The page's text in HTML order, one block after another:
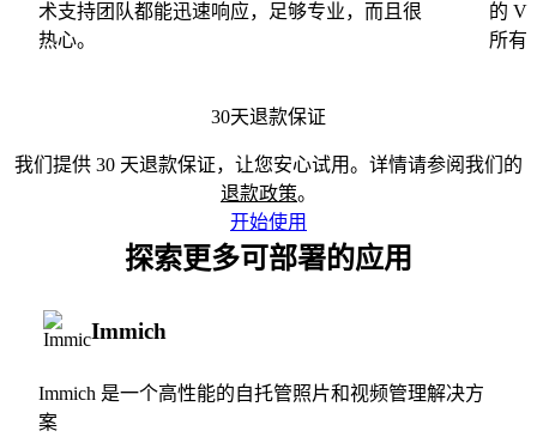
术支持团队都能迅速响应，足够专业，而且很
热心。
的
所有
30天退款保证
我们提供 30 天退款保证，让您安心试用。详情请参阅我们的
退款政策。
开始使用
探索更多可部署的应用
Immich
Immich 是一个高性能的自托管照片和视频管理解决方
案